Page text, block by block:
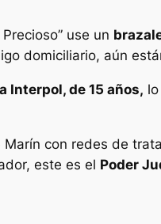
use un
domiciliario, aún
Interpol, de 15 años,
con redes de
este es el Poder